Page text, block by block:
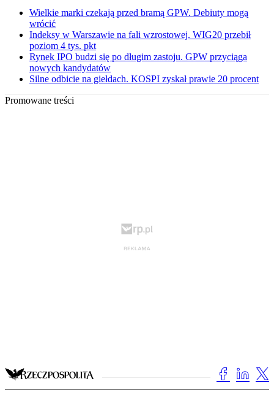
Wielkie marki czekają przed bramą GPW. Debiuty mogą
wrócić
Indeksy w Warszawie na fali wzrostowej. WIG20 przebił
poziom 4 tys. pkt
Rynek IPO budzi się po długim zastoju. GPW przyciąga
nowych kandydatów
Silne odbicie na giełdach. KOSPI zyskał prawie 20 procent
Promowane treści